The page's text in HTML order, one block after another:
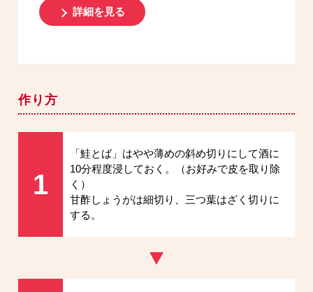
詳細を見る
作り方
1
「鮭とば」はやや薄めの斜め切りにして酒に
10分程度浸しておく。
（お好みで皮を取り除
く）
甘酢しょうがは細切り、三つ葉はざく切りに
する。